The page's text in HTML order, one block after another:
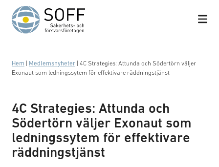
Hoppa till innehåll
Hem Medlemsnyheter 4C Strategies: Attunda och Södertörn väljer
Exonaut som ledningssytem för effektivare räddningstjänst
4C Strategies: Attunda och
Södertörn väljer Exonaut som
ledningssytem för effektivare
räddningstjänst
Logotyp: 4C Strategies